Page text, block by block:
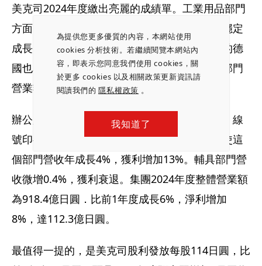
為提供您更多優質的內容，本網站使用
cookies 分析技術。若繼續閱覽本網站內
容，即表示您同意我們使用 cookies，關
於更多 cookies 以及相關政策更新資訊請
閱讀我們的隱私權政策 。
我知道了
美克司2024年度繳出亮麗的成績單。工業用品部門
方面，北美基礎建設等非住宅市場的營建支出穩定
成長，使鋼筋綁紮機和耗材訂單增加；歐洲中的德
國也表現很好。加上浴室暖風機銷路上升，該部門
營業額年增7%，獲利成長15%。
辦公用品中的文具銷售量減少，但標籤切割機、線
號印字機暢銷，自動釘書機和耗材訂單持穩，使這
個部門營收年成長4%，獲利增加13%。輔具部門營
收微增0.4%，獲利衰退。集團2024年度整體營業額
為918.4億日圓．比前1年度成長6%，淨利增加
8%，達112.3億日圓。
最值得一提的，是美克司股利發放每股114日圓，比